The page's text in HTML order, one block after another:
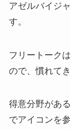
アゼルバイジ
す。
フリートーク
ので、慣れて
得意分野があ
でアイコンを